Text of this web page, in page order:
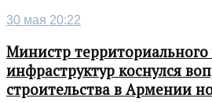
30 мая 20:22
Министр территориального
инфраструктур коснулся
строительства в Армении